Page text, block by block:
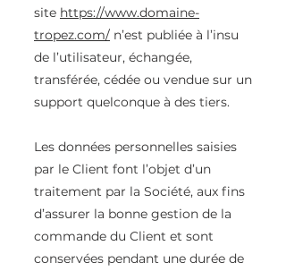
site https://www.domaine-
tropez.com/ n’est publiée à l’insu
de l’utilisateur, échangée,
transférée, cédée ou vendue sur un
support quelconque à des tiers.
Les données personnelles saisies
par le Client font l’objet d’un
traitement par la Société, aux fins
d’assurer la bonne gestion de la
commande du Client et sont
conservées pendant une durée de